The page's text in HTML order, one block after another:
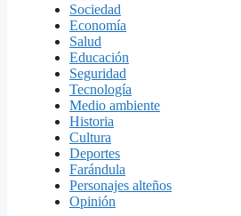
Sociedad
Economía
Salud
Educación
Seguridad
Tecnología
Medio ambiente
Historia
Cultura
Deportes
Farándula
Personajes alteños
Opinión